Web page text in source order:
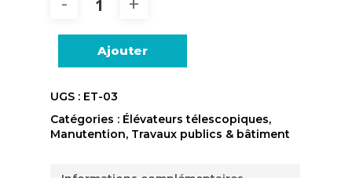
Ajouter
UGS : ET-03
Catégories : Élévateurs télescopiques,
Manutention, Travaux publics & bâtiment